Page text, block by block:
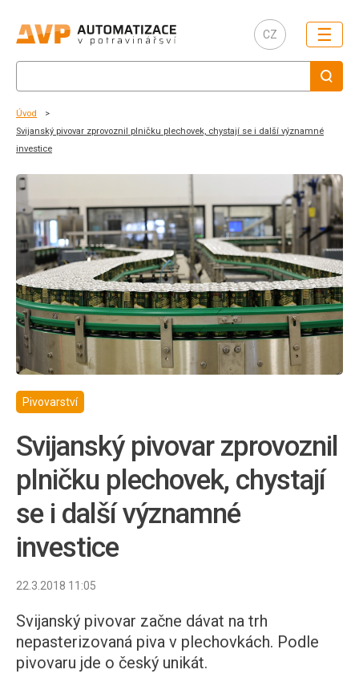
CZ ☰
Úvod
Svijanský pivovar zprovoznil plničku plechovek, chystají se i další významné
investice
Pivovarství
Svijanský pivovar zprovoznil
plničku plechovek, chystají
se i další významné
investice
22.3.2018 11:05
Svijanský pivovar začne dávat na trh
nepasterizovaná piva v plechovkách. Podle
pivovaru jde o český unikát.